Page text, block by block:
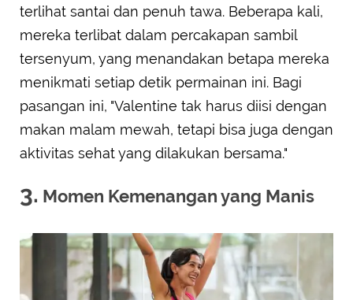
terlihat santai dan penuh tawa. Beberapa kali,
mereka terlibat dalam percakapan sambil
tersenyum, yang menandakan betapa mereka
menikmati setiap detik permainan ini. Bagi
pasangan ini, "Valentine tak harus diisi dengan
makan malam mewah, tetapi bisa juga dengan
aktivitas sehat yang dilakukan bersama."
3. Momen Kemenangan yang Manis